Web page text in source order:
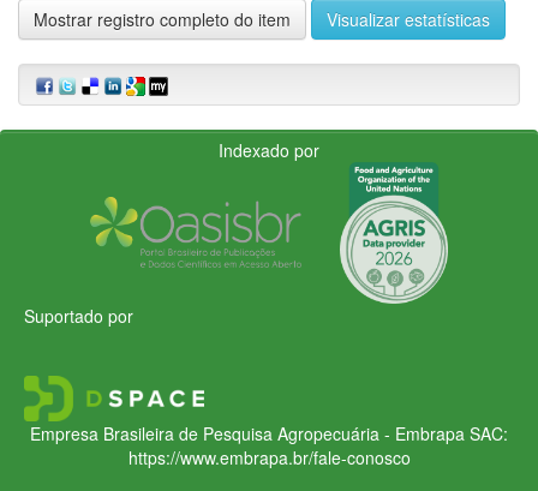
Mostrar registro completo do item Visualizar estatísticas
Indexado por
Suportado por
Empresa Brasileira de Pesquisa Agropecuária - Embrapa SAC:
https://www.embrapa.br/fale-conosco